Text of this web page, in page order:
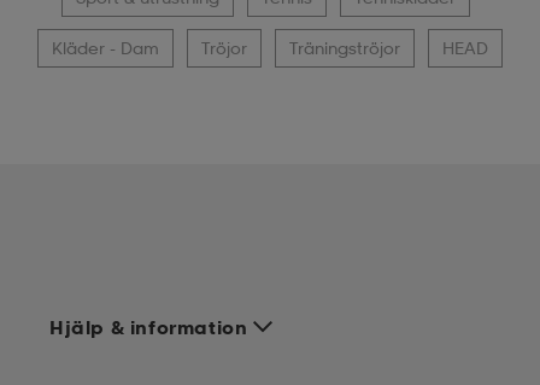
Kläder - Dam Tröjor Träningströjor HEAD
Hjälp & information